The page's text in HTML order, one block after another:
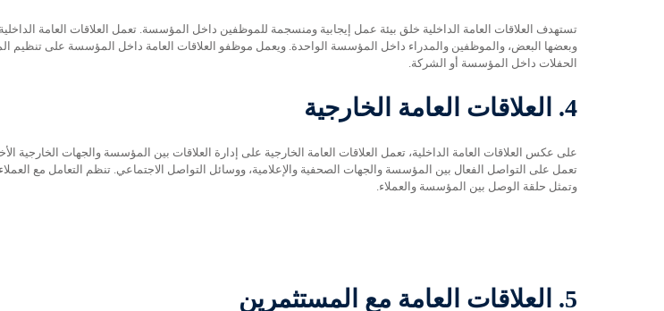
تستهدف العلاقات العامة الداخلية خلق بيئة عمل إيجابية ومنسجمة للموظفين داخل المؤسسة. تعمل العلاقات العامة الداخلية
وبعضها البعض، والموظفين والمدراء داخل المؤسسة الواحدة. ويعمل موظفو العلاقات العامة داخل المؤسسة على تنظيم
الحفلات داخل المؤسسة أو الشركة.
4. العلاقات العامة الخارجية
على عكس العلاقات العامة الداخلية، تعمل العلاقات العامة الخارجية على إدارة العلاقات بين المؤسسة والجهات الخارجية
تعمل على التواصل الفعال بين المؤسسة والجهات الصحفية والإعلامية، ووسائل التواصل الاجتماعي. تنظم التعامل مع
وتمثل حلقة الوصل بين المؤسسة والعملاء.
5. العلاقات العامة مع المستثمرين